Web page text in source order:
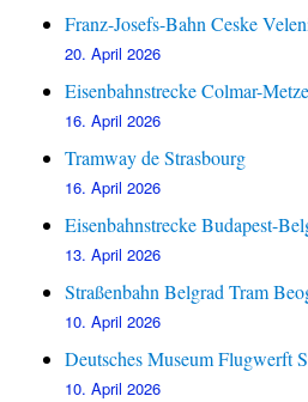
Franz-Josefs-Bahn Ceske
20. April 2026
Eisenbahnstrecke Colmar-
16. April 2026
Tramway de Strasbourg
16. April 2026
Eisenbahnstrecke Budapest-
13. April 2026
Straßenbahn Belgrad Tram
10. April 2026
Deutsches Museum Flugwerft
10. April 2026